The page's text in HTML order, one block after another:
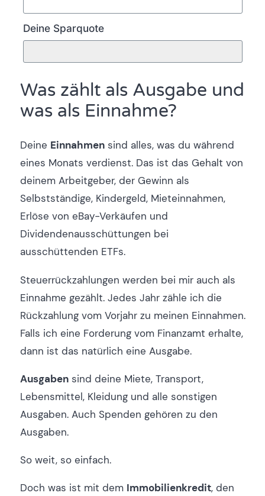
Deine Sparquote
Was zählt als Ausgabe und
was als Einnahme?
Deine Einnahmensind alles, was du während
eines Monats verdienst. Das ist das Gehalt von
deinem Arbeitgeber, der Gewinn als
Selbstständige, Kindergeld, Mieteinnahmen,
Erlöse von eBay-Verkäufen und
Dividendenausschüttungen bei
ausschüttenden ETFs.
Steuerrückzahlungen werden bei mir auch als
Einnahme gezählt. Jedes Jahr zähle ich die
Rückzahlung vom Vorjahr zu meinen Einnahmen.
Falls ich eine Forderung vom Finanzamt erhalte,
dann ist das natürlich eine Ausgabe.
Ausgabensind deine Miete, Transport,
Lebensmittel, Kleidung und alle sonstigen
Ausgaben. Auch Spenden gehören zu den
Ausgaben.
So weit, so einfach.
Doch was ist mit dem Immobilienkredit, den